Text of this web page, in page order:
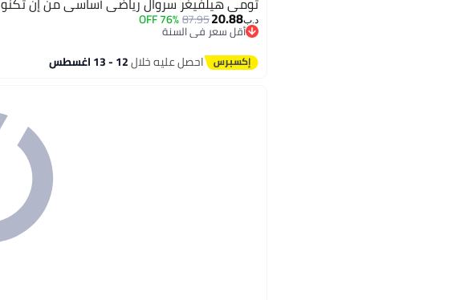
د.ب‏20.88
87.95
76% OFF
أقل سعر في السنة
أقل سعر في السنة
احصل عليه خلال12 - 13 اغسطس